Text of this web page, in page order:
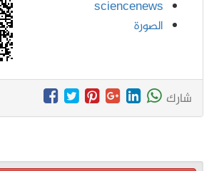
sciencenews
الصورة
شارك